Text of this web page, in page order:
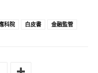
科院 白皮書 金融監管